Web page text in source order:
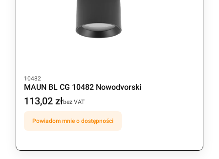
Kod produktu
10482
MAUN BL CG 10482 Nowodvorski
Cena
113,02 złbez VAT
Powiadom mnie o dostępności